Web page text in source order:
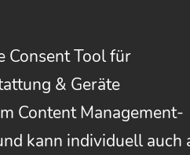
Consent Tool für
& Geräte
Content Management-
kann individuell auch